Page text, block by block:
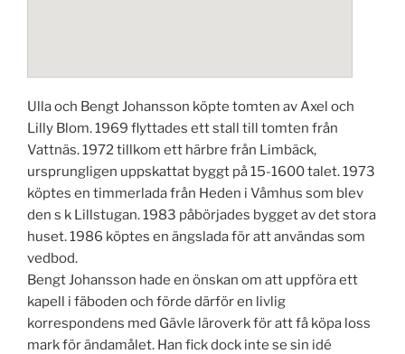
Ulla och Bengt Johansson köpte tomten av Axel och
Lilly Blom. 1969 flyttades ett stall till tomten från
Vattnäs. 1972 tillkom ett härbre från Limbäck,
ursprungligen uppskattat byggt på 15-1600 talet. 1973
köptes en timmerlada från Heden i Våmhus som blev
den s k Lillstugan. 1983 påbörjades bygget av det stora
huset. 1986 köptes en ängslada för att användas som
vedbod.
Bengt Johansson hade en önskan om att uppföra ett
kapell i fäboden och förde därför en livlig
korrespondens med Gävle läroverk för att få köpa loss
mark för ändamålet. Han fick dock inte se sin idé